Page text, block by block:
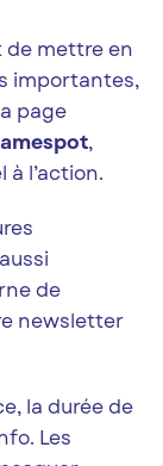
de mettre en
importantes,
page
,
l’action.
de
newsletter
la durée de
Les